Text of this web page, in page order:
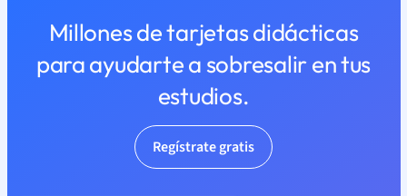
Millones de tarjetas didácticas
para ayudarte a sobresalir en tus
estudios.
Regístrate gratis